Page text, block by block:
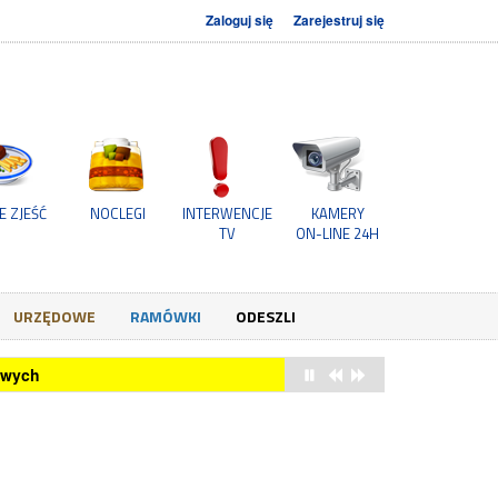
Zaloguj się Zarejestruj się
ZJEŚĆ NOCLEGI
INTERWENCJE
TV
KAMERY
ON-LINE 24H
URZĘDOWE RAMÓWKI ODESZLI